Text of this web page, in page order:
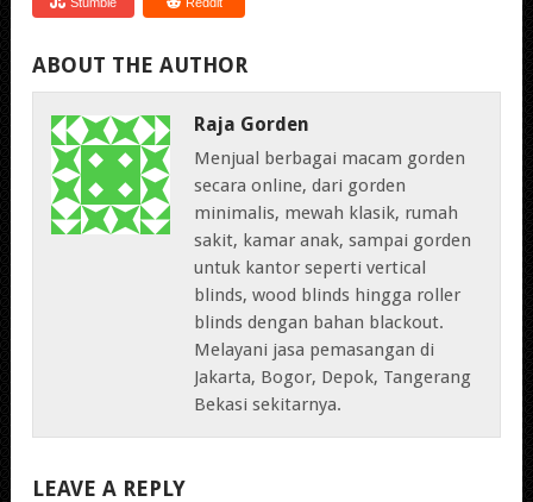
ABOUT THE AUTHOR
Raja Gorden
Menjual berbagai macam gorden
secara online, dari gorden
minimalis, mewah klasik, rumah
sakit, kamar anak, sampai gorden
untuk kantor seperti vertical
blinds, wood blinds hingga roller
blinds dengan bahan blackout.
Melayani jasa pemasangan di
Jakarta, Bogor, Depok, Tangerang
Bekasi sekitarnya.
LEAVE A REPLY